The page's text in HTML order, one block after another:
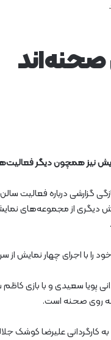
صحنه‌اند
نیز همچون دیگر
گزارشی درباره فعالیت
دیگری از مجموعه‌های
را با اجرای چهار نمایش از
پویا سعیدی و با بازی